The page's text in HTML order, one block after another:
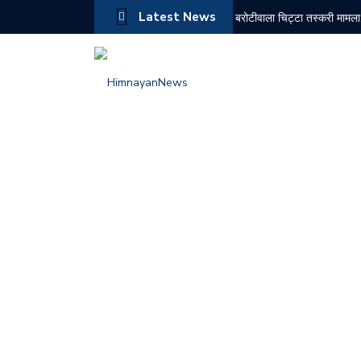
Latest News बरोटीवाला चिट्टा तस्करी